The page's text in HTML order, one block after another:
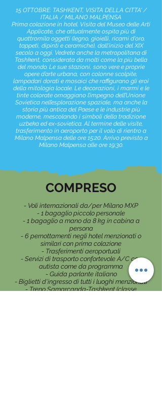
15 OTTOBRE: TASHKENT, VISITA DELLA CITTA' /
ITALIA / MILANO MALPENSA
Prima colazione in hotel. Visita del Museo delle Arti
Applicate, che attualmente ospita più di
quattromila oggetti (legno, gioielli, ricami d'oro,
tappeti, dipinti e ceramiche), dall'inizio del XIX
secolo a oggi. Vedrete anche la metropolitana di
Tashkent, considerata da molti come la più bella
del mondo. Le sue stazioni, sono vere e proprie
opere d’arte urbana, con colonne scolpite,
lampadari dorati e mosaici che raffigurano gli eroi
della mitologia locale. Le decorazioni, i marmi e le
tinte colorate omaggiano l’impegno dell’Unione
Sovietica nell’esplorazione spaziale, ma anche la
storia più antica del Paese e le industrie più
moderne, mescolando i simboli della tradizione
uzbeka ed ex-sovietica. Al termine delle visite,
trasferimento in aeroporto per il volo di rientro a
Milano Malpensa delle ore 15:20. Arrivo previsto a
Milano Malpensa alle ore 19:30.
COMPRESO
- Voli internazionali da/per Milano MXP
- 1 bagaglio piccolo personale
- 1 bagaglio a mano da 8 kg in cabina a
persona
- 6 pernottamenti negli hotel menzionati o
similari con prima colazione
- Trasferimenti aeroportuali
- Servizi di trasporto confortevole A/C con
autista come da programma
- Guida parlante italiano
- Biglietti d'ingresso di tutti i luoghi menzionati
- Treno Samarcanda-Tashkent (classe